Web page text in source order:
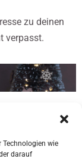
Technologien wie
darauf
zu deinen
verpasst.